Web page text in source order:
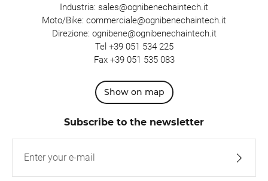
Industria: sales@ognibenechaintech.it
Moto/Bike: commerciale@ognibenechaintech.it
Direzione: ognibene@ognibenechaintech.it
Tel +39 051 534 225
Fax +39 051 535 083
Show on map
Subscribe to the newsletter